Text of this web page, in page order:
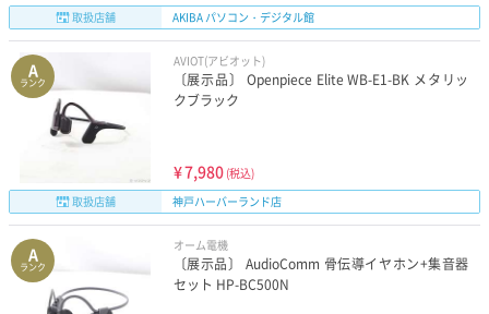
取扱店舗
AKIBA パソコン・デジタル館
A
ランク
AVIOT(アビオット)
〔展示品〕 Openpiece Elite WB-E1-BK メタリッ
クブラック
¥7,980 (税込)
取扱店舗
神戸ハーバーランド店
A
ランク
オーム電機
〔展示品〕 AudioComm 骨伝導イヤホン+集音器
セット HP-BC500N